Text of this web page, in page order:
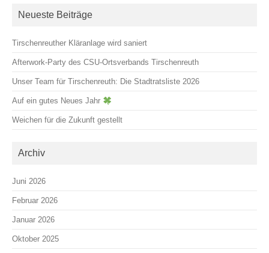
Neueste Beiträge
Tirschenreuther Kläranlage wird saniert
Afterwork-Party des CSU-Ortsverbands Tirschenreuth
Unser Team für Tirschenreuth: Die Stadtratsliste 2026
Auf ein gutes Neues Jahr
Weichen für die Zukunft gestellt
Archiv
Juni 2026
Februar 2026
Januar 2026
Oktober 2025